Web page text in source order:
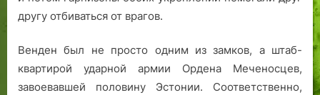
другу отбиваться от врагов.
Венден был не просто одним из замков, а штаб-
квартирой ударной армии Ордена Меченосцев,
завоевавшей половину Эстонии. Соответственно,